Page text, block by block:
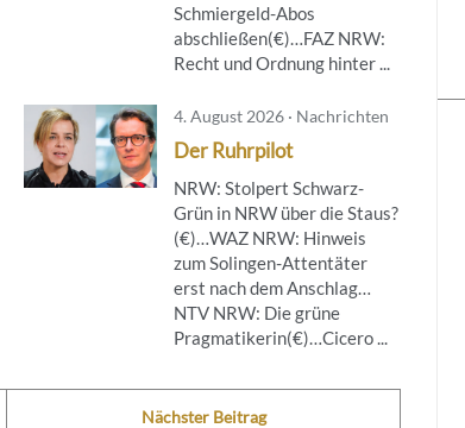
Schmiergeld-Abos
abschließen(€)…FAZ NRW:
Recht und Ordnung hinter ...
4. August 2026 · Nachrichten
Der Ruhrpilot
NRW: Stolpert Schwarz-
Grün in NRW über die Staus?
(€)…WAZ NRW: Hinweis
zum Solingen-Attentäter
erst nach dem Anschlag…
NTV NRW: Die grüne
Pragmatikerin(€)…Cicero ...
Nächster Beitrag